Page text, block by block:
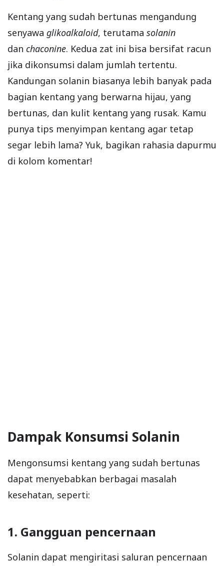
Kentang yang sudah bertunas mengandung
senyawa glikoalkaloid, terutama solanin
dan chaconine. Kedua zat ini bisa bersifat racun
jika dikonsumsi dalam jumlah tertentu.
Kandungan solanin biasanya lebih banyak pada
bagian kentang yang berwarna hijau, yang
bertunas, dan kulit kentang yang rusak. Kamu
punya tips menyimpan kentang agar tetap
segar lebih lama? Yuk, bagikan rahasia dapurmu
di kolom komentar!
Dampak Konsumsi Solanin
Mengonsumsi kentang yang sudah bertunas
dapat menyebabkan berbagai masalah
kesehatan, seperti:
1. Gangguan pencernaan
Solanin dapat mengiritasi saluran pencernaan